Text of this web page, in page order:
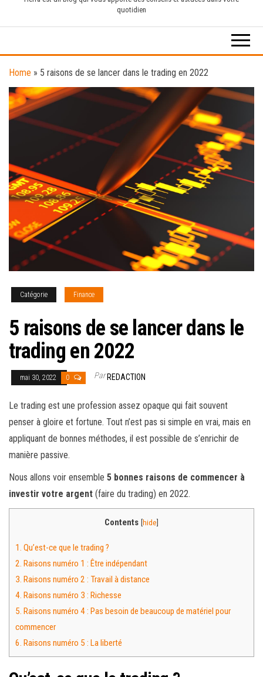
quotidien
Home » 5 raisons de se lancer dans le trading en 2022
Catégorie Finance
5 raisons de se lancer dans le
trading en 2022
mai 30, 2022 0 ParREDACTION
Le trading est une profession assez opaque qui fait souvent
penser à gloire et fortune. Tout n’est pas si simple en vrai, mais en
appliquant de bonnes méthodes, il est possible de s’enrichir de
manière passive.
Nous allons voir ensemble 5 bonnes raisons de commencer à
investir votre argent (faire du trading) en 2022.
Contents [hide]
1. Qu’est-ce que le trading ?
2. Raisons numéro 1 : Être indépendant
3. Raisons numéro 2 : Travail à distance
4. Raisons numéro 3 : Richesse
5. Raisons numéro 4 : Pas besoin de beaucoup de matériel pour
commencer
6. Raisons numéro 5 : La liberté